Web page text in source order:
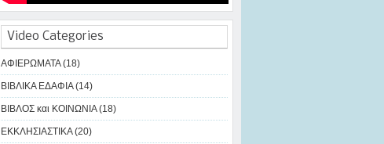
Video Categories
ΑΦΙΕΡΩΜΑΤΑ (18)
ΒΙΒΛΙΚΑ ΕΔΑΦΙΑ (14)
ΒΙΒΛΟΣ και ΚΟΙΝΩΝΙΑ (18)
ΕΚΚΛΗΣΙΑΣΤΙΚΑ (20)